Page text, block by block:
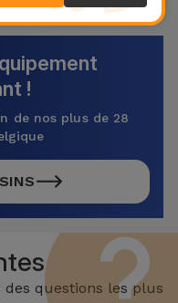
!
de nos plus de 28
questions les plus